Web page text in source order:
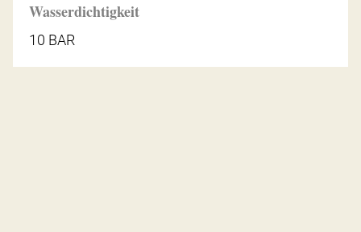
Wasserdichtigkeit
10 BAR